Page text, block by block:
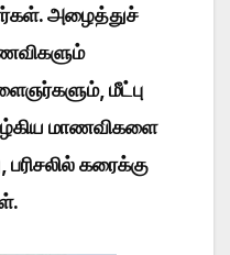
அழைத்துச்
மீட்பு
மாணவிகளை
கரைக்கு